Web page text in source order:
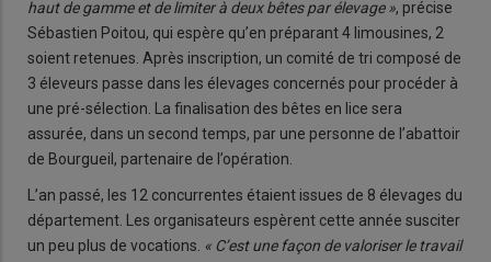
haut de gamme et de limiter à deux bêtes par élevage », précise
Sébastien Poitou, qui espère qu’en préparant 4 limousines, 2
soient retenues. Après inscription, un comité de tri composé de
3 éleveurs passe dans les élevages concernés pour procéder à
une pré-sélection. La finalisation des bêtes en lice sera
assurée, dans un second temps, par une personne de l’abattoir
de Bourgueil, partenaire de l’opération.
L’an passé, les 12 concurrentes étaient issues de 8 élevages du
département. Les organisateurs espèrent cette année susciter
un peu plus de vocations. « C’est une façon de valoriser le travail